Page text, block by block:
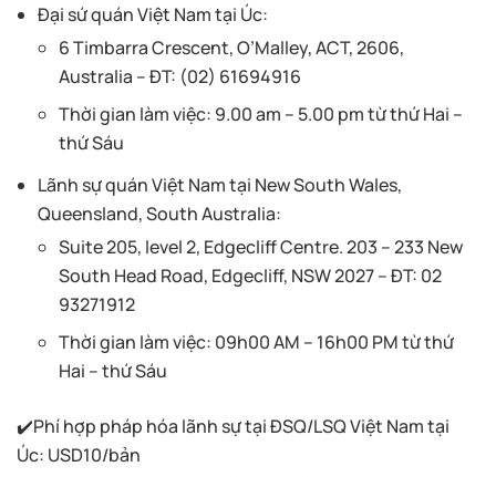
Đại sứ quán Việt Nam tại Úc:
6 Timbarra Crescent, O’Malley, ACT, 2606,
Australia – ĐT: (02) 61694916
Thời gian làm việc: 9.00 am – 5.00 pm từ thứ Hai –
thứ Sáu
Lãnh sự quán Việt Nam tại New South Wales,
Queensland, South Australia:
Suite 205, level 2, Edgecliff Centre. 203 – 233 New
South Head Road, Edgecliff, NSW 2027 – ĐT: 02
93271912
Thời gian làm việc: 09h00 AM – 16h00 PM từ thứ
Hai – thứ Sáu
✔️Phí hợp pháp hóa lãnh sự tại ĐSQ/LSQ Việt Nam tại
Úc: USD10/bản